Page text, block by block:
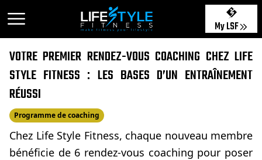
My LSF
VOTRE PREMIER RENDEZ-VOUS COACHING CHEZ LIFE
STYLE FITNESS : LES BASES D’UN ENTRAÎNEMENT
RÉUSSI
Programme de coaching
Chez Life Style Fitness, chaque nouveau membre
bénéficie de 6 rendez-vous coaching pour poser